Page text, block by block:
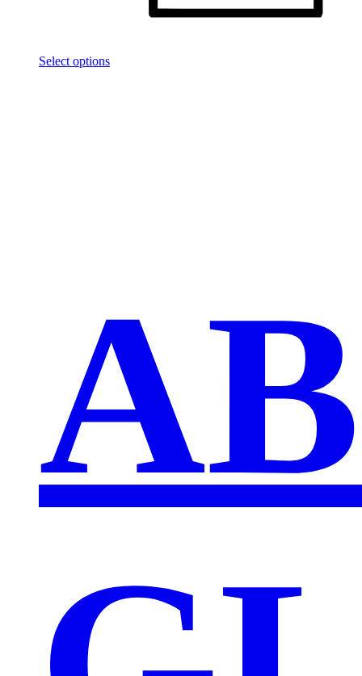
Select options